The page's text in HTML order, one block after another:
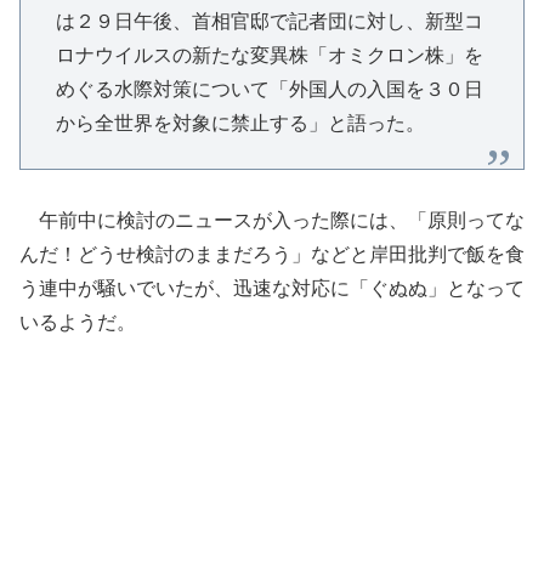
は２９日午後、首相官邸で記者団に対し、新型コ
ロナウイルスの新たな変異株「オミクロン株」を
めぐる水際対策について「外国人の入国を３０日
から全世界を対象に禁止する」と語った。
午前中に検討のニュースが入った際には、「原則ってな
んだ！どうせ検討のままだろう」などと岸田批判で飯を食
う連中が騒いでいたが、迅速な対応に「ぐぬぬ」となって
いるようだ。